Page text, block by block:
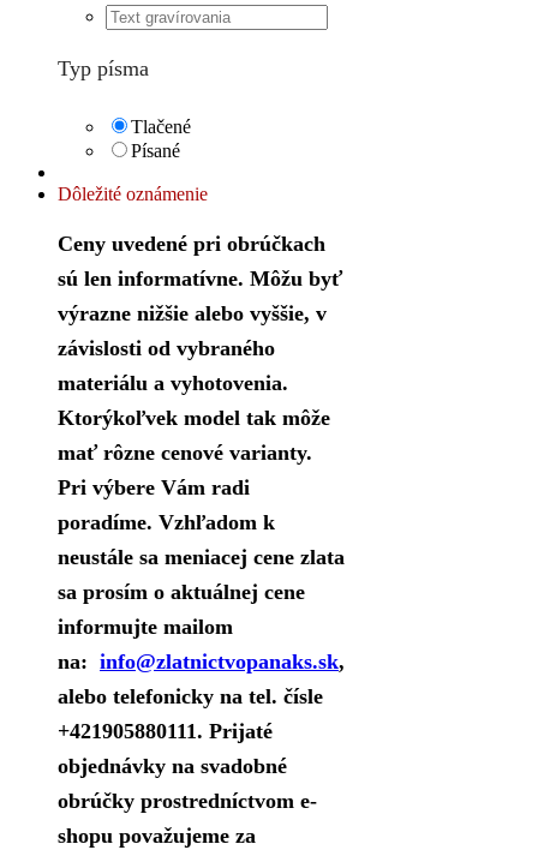
Typ písma
Tlačené
Písané
Dôležité oznámenie
Ceny uvedené pri obrúčkach
sú len informatívne. Môžu byť
výrazne nižšie alebo vyššie, v
závislosti od vybraného
materiálu a vyhotovenia.
Ktorýkoľvek model tak môže
mať rôzne cenové varianty.
Pri výbere Vám radi
poradíme. Vzhľadom k
neustále sa meniacej cene zlata
sa prosím o aktuálnej cene
informujte mailom
na: info@zlatnictvopanaks.sk,
alebo telefonicky na tel. čísle
+421905880111. Prijaté
objednávky na svadobné
obrúčky prostredníctvom e-
shopu považujeme za